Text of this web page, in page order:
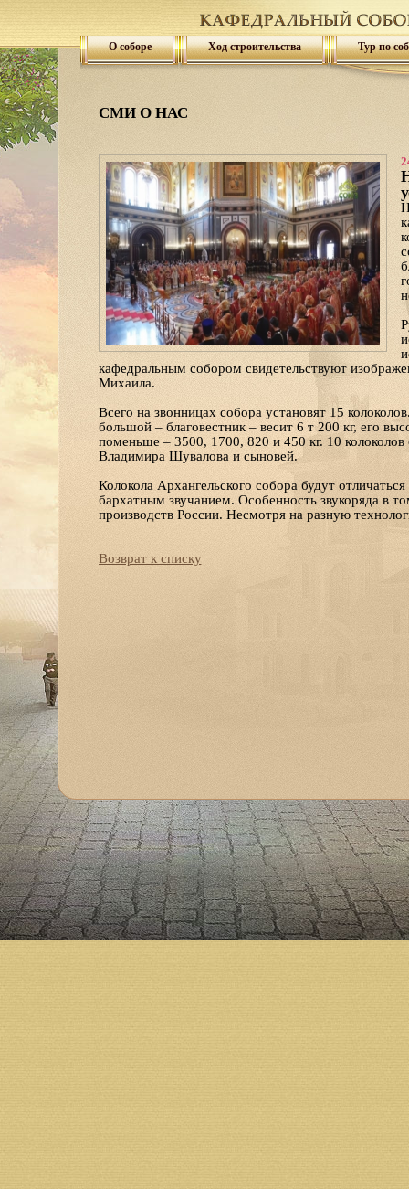
О соборе Ход строительства Тур по
СМИ О НАС
кафедральным собором свидетельствуют
Михаила.
Всего на звонницах собора установят 15
большой – благовестник – весит 6 т 200 кг, его
поменьше – 3500, 1700, 820 и 450 кг. 10 колоколов
Владимира Шувалова и сыновей.
Колокола Архангельского собора будут
бархатным звучанием. Особенность звукоряда в
производств России. Несмотря на разную
Возврат к списку